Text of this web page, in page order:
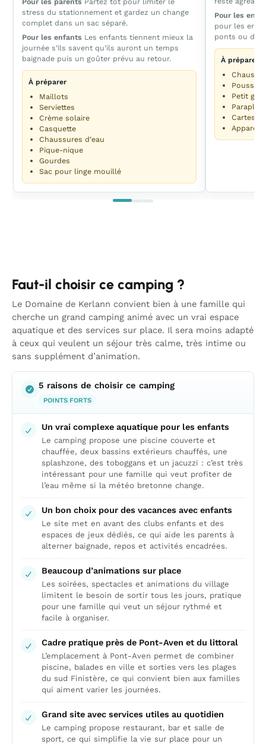
stress du stationnement et gardez un change
complet dans un sac séparé.
Pour les enfants Les enfants tiennent mieux la
journée s’ils savent qu’ils auront un temps
baignade puis un goûter prévu au retour.
À préparer
Maillots
Serviettes
Crème solaire
Casquette
Chaussures d’eau
Pique-nique
Gourdes
Sac pour linge mouillé
Pour les
pour les
ponts ou
À préparer
Petit
Cartes
Appareil
Faut-il choisir ce camping ?
Le Domaine de Kerlann convient bien à une famille qui
cherche un grand camping animé avec un vrai espace
aquatique et des services sur place. Il sera moins adapté
à ceux qui veulent un séjour très calme, très intime ou
sans supplément d’animation.
5 raisons de choisir ce camping
POINTS FORTS
Un vrai complexe aquatique pour les enfants
Le camping propose une piscine couverte et
chauffée, deux bassins extérieurs chauffés, une
splashzone, des toboggans et un jacuzzi : c’est très
intéressant pour une famille qui veut profiter de
l’eau même si la météo bretonne change.
Un bon choix pour des vacances avec enfants
Le site met en avant des clubs enfants et des
espaces de jeux dédiés, ce qui aide les parents à
alterner baignade, repos et activités encadrées.
Beaucoup d’animations sur place
Les soirées, spectacles et animations du village
limitent le besoin de sortir tous les jours, pratique
pour une famille qui veut un séjour rythmé et
facile à organiser.
Cadre pratique près de Pont-Aven et du littoral
L’emplacement à Pont-Aven permet de combiner
piscine, balades en ville et sorties vers les plages
du sud Finistère, ce qui convient bien aux familles
qui aiment varier les journées.
Grand site avec services utiles au quotidien
Le camping propose restaurant, bar et salle de
sport, ce qui simplifie la vie sur place pour un